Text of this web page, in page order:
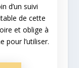
d’un suivi
de cette
et oblige à
pour l’utiliser.